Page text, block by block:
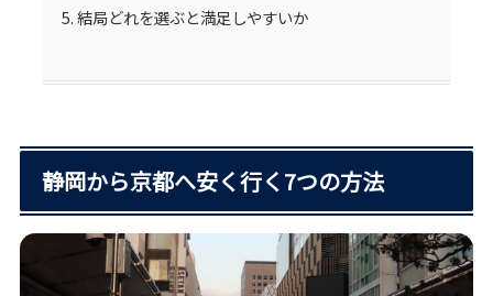
結局どれを選ぶと満足しやすいか
静岡から京都へ安く行く7つの方法